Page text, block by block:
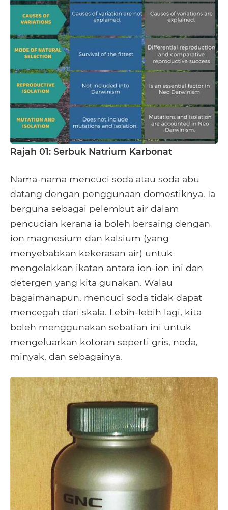
Rajah 01: Serbuk Natrium Karbonat
Nama-nama mencuci soda atau soda abu
datang dengan penggunaan domestiknya. Ia
berguna sebagai pelembut air dalam
pencucian kerana ia boleh bersaing dengan
ion magnesium dan kalsium (yang
menyebabkan kekerasan air) untuk
mengelakkan ikatan antara ion-ion ini dan
detergen yang kita gunakan. Walau
bagaimanapun, mencuci soda tidak dapat
mencegah dari skala. Lebih-lebih lagi, kita
boleh menggunakan sebatian ini untuk
mengeluarkan kotoran seperti gris, noda,
minyak, dan sebagainya.